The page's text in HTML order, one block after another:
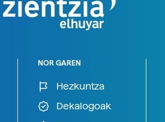
NOR GAREN
Hezkuntza
Dekalogoak